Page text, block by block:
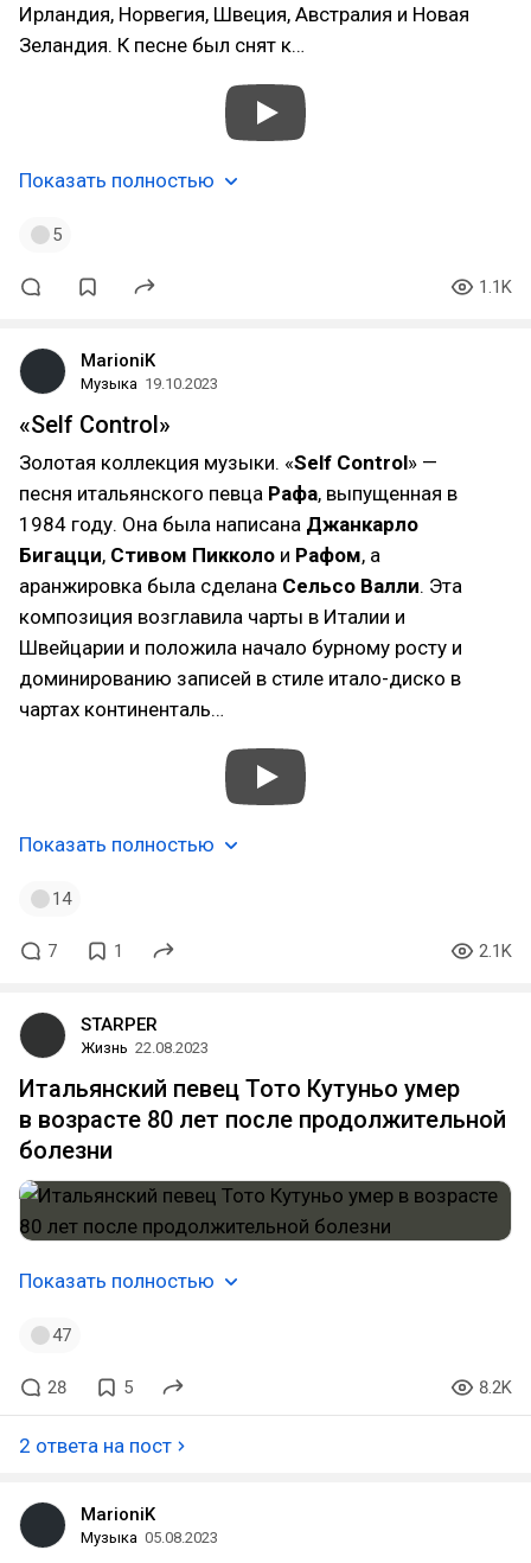
Ирландия, Норвегия, Швеция, Австралия и Новая
Зеландия. К песне был снят к…
Показать полностью
5
1.1K
MarioniK
Музыка 19.10.2023
«Self Control»
Золотая коллекция музыки. «Self Control» —
песня итальянского певца Рафа, выпущенная в
1984 году. Она была написана Джанкарло
Бигацци, Стивом Пикколо и Рафом, а
аранжировка была сделана Сельсо Валли. Эта
композиция возглавила чарты в Италии и
Швейцарии и положила начало бурному росту и
доминированию записей в стиле итало-диско в
чартах континенталь…
Показать полностью
14
7 1 2.1K
STARPER
Жизнь 22.08.2023
Итальянский певец Тото Кутуньо умер
в возрасте 80 лет после продолжительной
болезни
Показать полностью
47
28 5 8.2K
2 ответа на пост
MarioniK
Музыка 05.08.2023